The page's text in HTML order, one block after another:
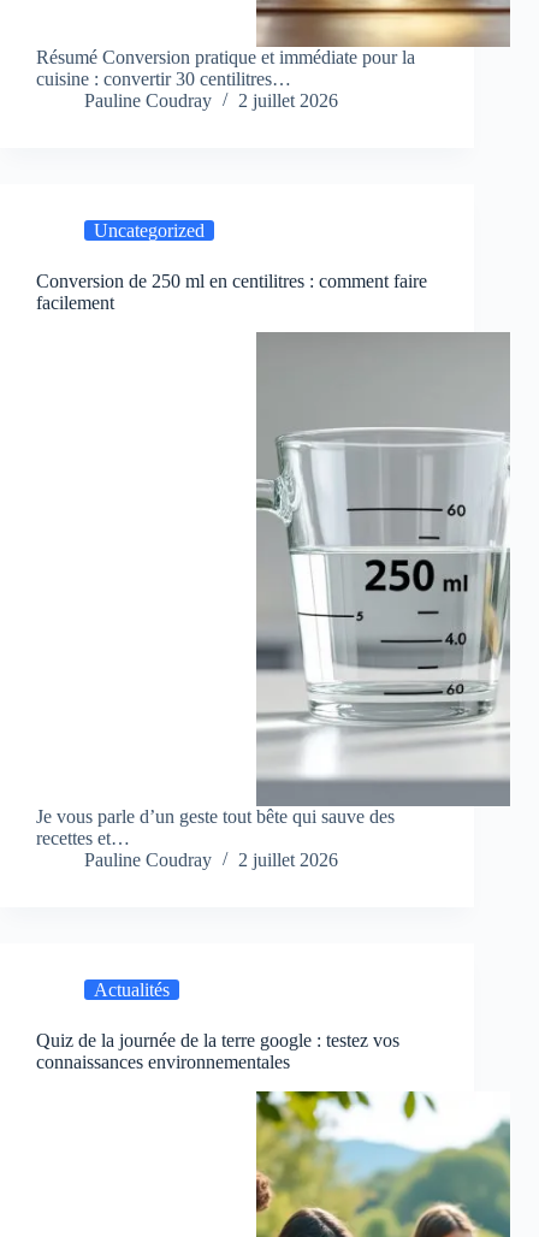
Résumé Conversion pratique et immédiate pour la
cuisine : convertir 30 centilitres…
Pauline Coudray
2 juillet 2026
Uncategorized
Conversion de 250 ml en centilitres : comment faire
facilement
Je vous parle d’un geste tout bête qui sauve des
recettes et…
Pauline Coudray
2 juillet 2026
Actualités
Quiz de la journée de la terre google : testez vos
connaissances environnementales